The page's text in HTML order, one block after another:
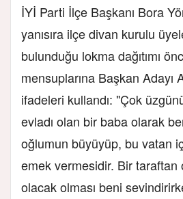
İYİ Parti İlçe Başkanı Bora
yanısıra ilçe divan kurulu
bulunduğu lokma dağıtımı
mensuplarına Başkan Adayı
ifadeleri kullandı: "Çok
evladı olan bir baba olarak
oğlumun büyüyüp, bu vatan
emek vermesidir. Bir taraftan
olacak olması beni